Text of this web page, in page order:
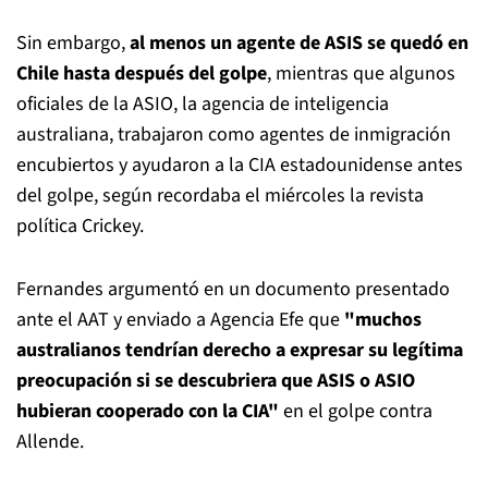
Sin embargo,al menos un agente de ASIS se quedó en
Chile hasta después del golpe, mientras que algunos
oficiales de la ASIO, la agencia de inteligencia
australiana, trabajaron como agentes de inmigración
encubiertos y ayudaron a la CIA estadounidense antes
del golpe, según recordaba el miércoles la revista
política Crickey.
Fernandes argumentó en un documento presentado
ante el AAT y enviado a Agencia Efe que "muchos
australianos tendrían derecho a expresar su legítima
preocupación si se descubriera que ASIS o ASIO
hubieran cooperado con la CIA" en el golpe contra
Allende.